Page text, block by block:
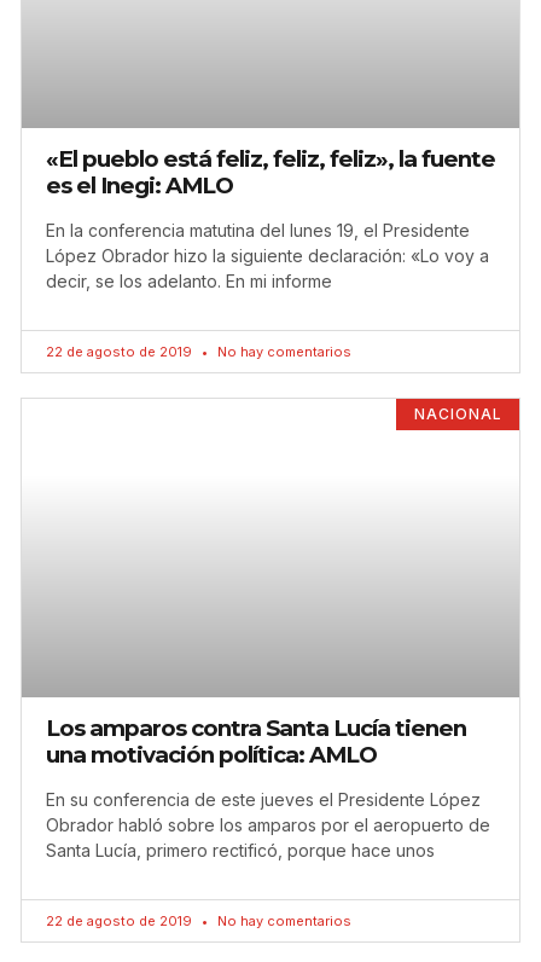
«El pueblo está feliz, feliz, feliz», la fuente
es el Inegi: AMLO
En la conferencia matutina del lunes 19, el Presidente
López Obrador hizo la siguiente declaración: «Lo voy a
decir, se los adelanto. En mi informe
22 de agosto de 2019 No hay comentarios
NACIONAL
Los amparos contra Santa Lucía tienen
una motivación política: AMLO
En su conferencia de este jueves el Presidente López
Obrador habló sobre los amparos por el aeropuerto de
Santa Lucía, primero rectificó, porque hace unos
22 de agosto de 2019 No hay comentarios